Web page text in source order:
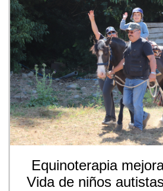
Equinoterapia
Vida de niños